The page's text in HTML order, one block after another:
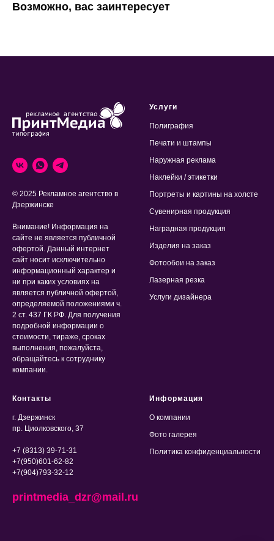
Возможно, вас заинтересует
© 2025 Рекламное агентство в
Дзержинске
Внимание! Информация на
сайте не является публичной
офертой. Данный интернет
сайт носит исключительно
информационный характер и
ни при каких условиях на
является публичной офертой,
определяемой положениями ч.
2 ст. 437 ГК РФ. Для получения
подробной информации о
стоимости, тираже, сроках
выполнения, пожалуйста,
обращайтесь к сотруднику
компании.
Услуги
Полиграфия
Печати и штампы
Наружная реклама
Наклейки / этикетки
Портреты и картины на холсте
Сувенирная продукция
Наградная продукция
Изделия на заказ
Фотообои на заказ
Лазерная резка
Услуги дизайнера
Контакты
г. Дзержинск
пр. Циолковского, 37
+7 (8313) 39-71-31
+7(950)601-62-82
+7(904)793-32-12
printmedia_dzr@mail.ru
Информация
О компании
Фото галерея
Политика конфиденциальности